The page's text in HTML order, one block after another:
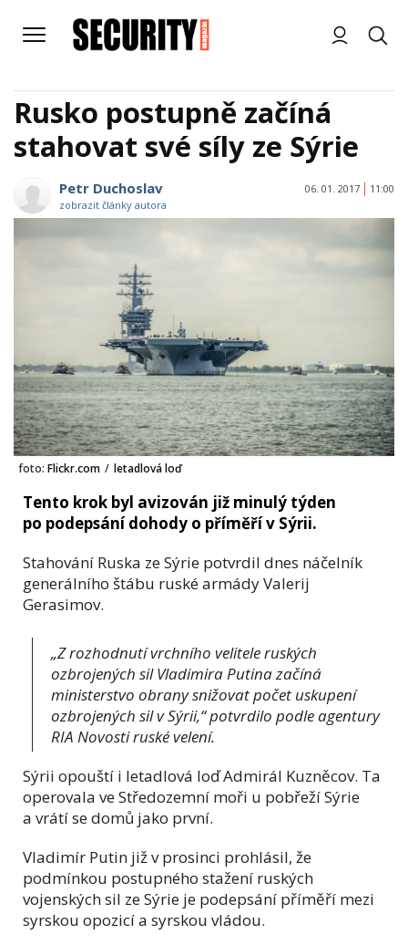
Rusko postupně začíná
stahovat své síly ze Sýrie
Petr Duchoslav
zobrazit články autora
06. 01. 2017 11:00
foto: Flickr.com / letadlová loď
Tento krok byl avizován již minulý týden
po podepsání dohody o příměří v Sýrii.
Stahování Ruska ze Sýrie potvrdil dnes náčelník
generálního štábu ruské armády Valerij
Gerasimov.
„Z rozhodnutí vrchního velitele ruských
ozbrojených sil Vladimira Putina začíná
ministerstvo obrany snižovat počet uskupení
ozbrojených sil v Sýrii,“ potvrdilo podle agentury
RIA Novosti ruské velení.
Sýrii opouští i letadlová loď Admirál Kuzněcov. Ta
operovala ve Středozemní moři u pobřeží Sýrie
a vrátí se domů jako první.
Vladimír Putin již v prosinci prohlásil, že
podmínkou postupného stažení ruských
vojenských sil ze Sýrie je podepsání příměří mezi
syrskou opozicí a syrskou vládou.